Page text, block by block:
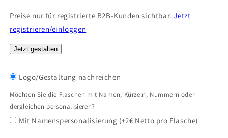
Follow
|
Thermoskanne
aus
Edelstahl
kompakter
Größe
Follow
|
Thermoskanne
kompakter
Größe
Preise nur für registrierte B2B-Kunden sichtbar.Jetzt
registrieren/einloggen
Jetzt gestalten
Logo/Gestaltung nachreichen
Möchten Sie die Flaschen mit Namen, Kürzeln, Nummern oder
dergleichen personalisieren?
Mit Namenspersonalisierung (+2€ Netto pro Flasche)